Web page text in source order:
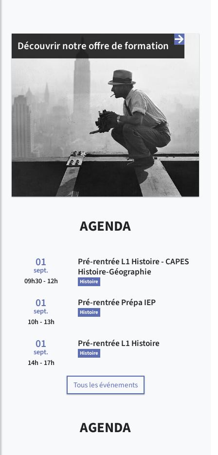
Découvrir notre offre de formation
AGENDA
01
sept.
09h30 - 12h
Pré-rentrée L1 Histoire - CAPES
Histoire-Géographie
Histoire
01
sept.
10h - 13h
Pré-rentrée Prépa IEP
Histoire
01
sept.
14h - 17h
Pré-rentrée L1 Histoire
Histoire
Tous les événements
AGENDA